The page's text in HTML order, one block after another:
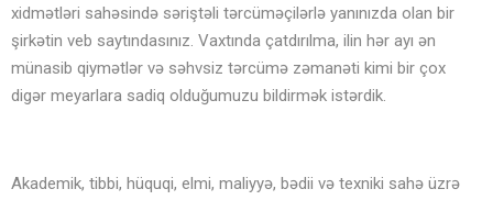
xidmətləri sahəsində səriştəli tərcüməçilərlə yanınızda olan bir
şirkətin veb saytındasınız. Vaxtında çatdırılma, ilin hər ayı ən
münasib qiymətlər və səhvsiz tərcümə zəmanəti kimi bir çox
digər meyarlara sadiq olduğumuzu bildirmək istərdik.
Akademik, tibbi, hüquqi, elmi, maliyyə, bədii və texniki sahə üzrə